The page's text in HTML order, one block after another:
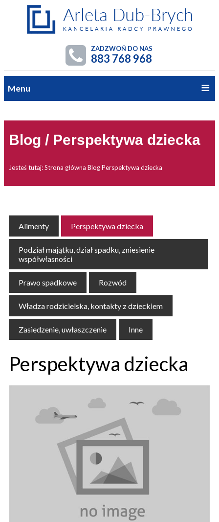
ZADZWOŃ DO NAS
883 768 968
Menu
Blog / Perspektywa dziecka
Jesteś tutaj:Strona główna BlogPerspektywa dziecka
Alimenty Perspektywa dziecka
Podział majątku, dział spadku, zniesienie
współwłasności
Prawo spadkowe Rozwód
Władza rodzicielska, kontakty z dzieckiem
Zasiedzenie, uwłaszczenie Inne
Perspektywa dziecka